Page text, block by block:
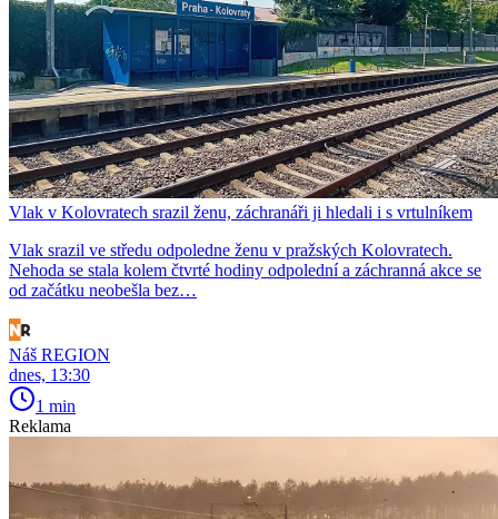
Vlak v Kolovratech srazil ženu, záchranáři ji hledali i s vrtulníkem
Vlak srazil ve středu odpoledne ženu v pražských Kolovratech.
Nehoda se stala kolem čtvrté hodiny odpolední a záchranná akce se
od začátku neobešla bez…
Náš REGION
dnes, 13:30
1 min
Reklama